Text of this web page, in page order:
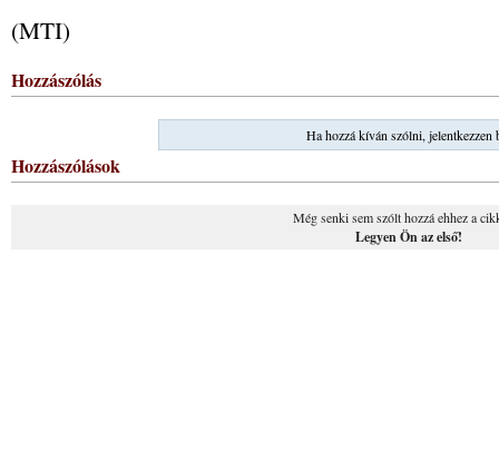
(MTI)
Hozzászólás
Ha hozzá kíván szólni, jelentkezzen
Hozzászólások
Még senki sem szólt hozzá ehhez a
Legyen Ön az első!